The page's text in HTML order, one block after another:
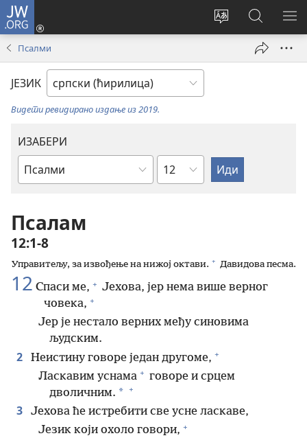
JW.ORG
Промени
Пријава
(отвара
Претрага
сајта
JW.ORG
Псалми
ЈЕЗИК
Видети ревидирано издање из 2019.
ИЗАБЕРИ
Библијска
Поглавље
Псалам
12:1-8
Управитељу, за извођење на нижој октави. + Давидова песма.
12 Спаси ме, + Јехова, јер нема више верног
човека, +
Јер је нестало верних међу синовима
људским.
2 Неистину говоре један другоме, +
Ласкавим уснама + говоре и срцем
дволичним. * +
3
Јехова ће истребити све усне ласкаве,
Језик који охоло говори, +